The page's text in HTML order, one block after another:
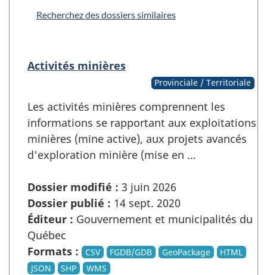
Recherchez des dossiers similaires
Activités minières
Provinciale / Territoriale
Les activités minières comprennent les
informations se rapportant aux exploitations
minières (mine active), aux projets avancés
d'exploration minière (mise en …
Dossier modifié : 3 juin 2026
Dossier publié : 14 sept. 2020
Éditeur : Gouvernement et municipalités du
Québec
Formats :
CSV FGDB/GDB GeoPackage
HTML
JSON
SHP WMS